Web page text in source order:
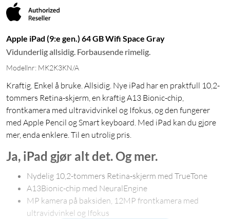
Apple iPad (9:e gen.) 64 GB Wifi Space Gray
Vidunderlig allsidig. Forbausende rimelig.
Modellnr: MK2K3KN/A
Kraftig. Enkel å bruke. Allsidig. Nye iPad har en praktfull 10,2-
tommers Retina-skjerm, en kraftig A13 Bionic-chip,
frontkamera med ultravidvinkel og Ifokus, og den fungerer
med Apple Pencil og Smart keyboard. Med iPad kan du gjøre
mer, enda enklere. Til en utrolig pris.
Ja, iPad gjør alt det. Og mer.
Nydelig 10,2-tommers Retina‑skjerm med TrueTone
A13Bionic-chip med NeuralEngine
MP kamera på baksiden, 12MP frontkamera med
ultravidvinkel og Ifokus